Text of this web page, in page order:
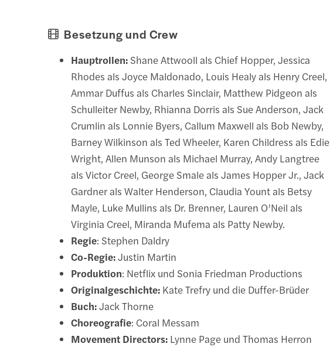
Besetzung und Crew
Hauptrollen: Shane Attwooll als Chief Hopper, Jessica
Rhodes als Joyce Maldonado, Louis Healy als Henry Creel,
Ammar Duffus als Charles Sinclair, Matthew Pidgeon als
Schulleiter Newby, Rhianna Dorris als Sue Anderson, Jack
Crumlin als Lonnie Byers, Callum Maxwell als Bob Newby,
Barney Wilkinson als Ted Wheeler, Karen Childress als Edie
Wright, Allen Munson als Michael Murray, Andy Langtree
als Victor Creel, George Smale als James Hopper Jr., Jack
Gardner als Walter Henderson, Claudia Yount als Betsy
Mayle, Luke Mullins als Dr. Brenner, Lauren O’Neil als
Virginia Creel, Miranda Mufema als Patty Newby.
Regie: Stephen Daldry
Co-Regie:Justin Martin
Produktion: Netflix und Sonia Friedman Productions
Originalgeschichte: Kate Trefry und die Duffer-Brüder
Buch:Jack Thorne
Choreografie: Coral Messam
Movement Directors: Lynne Page und Thomas Herron